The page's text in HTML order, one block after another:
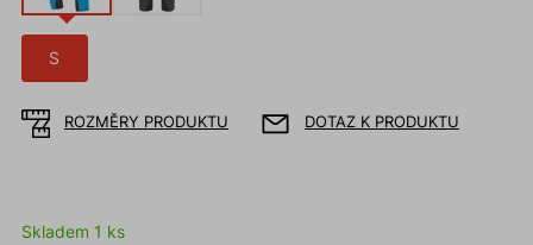
S
ROZMĚRY PRODUKTU DOTAZ K PRODUKTU
Skladem 1 ks